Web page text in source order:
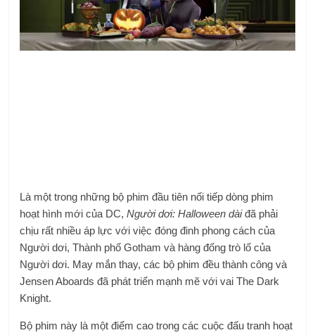
Là một trong những bộ phim đầu tiên nối tiếp dòng phim
hoạt hình mới của DC,Người dơi: Halloween dàiđã phải
chịu rất nhiều áp lực với việc đóng đinh phong cách của
Người dơi, Thành phố Gotham và hàng đống trò lố của
Người dơi. May mắn thay, các bộ phim đều thành công và
Jensen Aboards đã phát triển mạnh mẽ với vai The Dark
Knight.
Bộ phim này là một điểm cao trong các cuộc đấu tranh hoạt